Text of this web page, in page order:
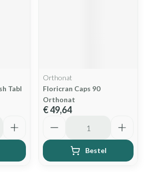
Tabl
Orthonat
Floricran Caps 90
Orthonat
€ 49,64
Bestel